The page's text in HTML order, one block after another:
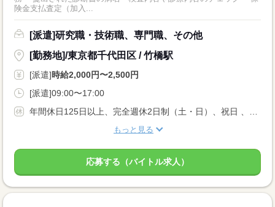
険金支払査定（加入...
[派遣]研究職・技術職、専門職、その他
[勤務地]/東京都千代田区 / 竹橋駅
[派遣]時給2,000円〜2,500円
[派遣]09:00〜17:00
もっと見る
応募する（バイトル求人）